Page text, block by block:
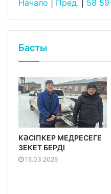
Начало
Пред. 58 59
Басты
КӘСІПКЕР МЕДРЕСЕГЕ
ЗЕКЕТ БЕРДІ
15.03.2026